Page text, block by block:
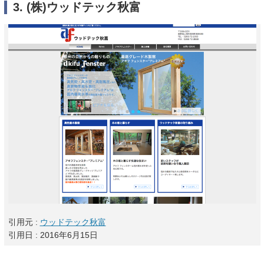
3. (株)ウッドテック秋富
引用元 : ウッドテック秋富
引用日 : 2016年6月15日